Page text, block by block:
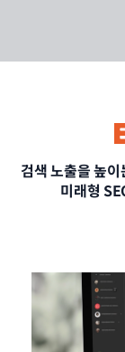
PORTFOLIO
CONTACT
검색 노출을 높
미래형